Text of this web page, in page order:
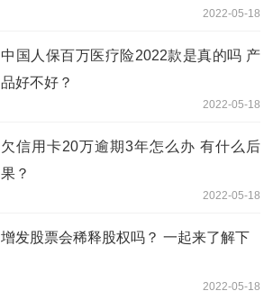
2022-05-18
中国人保百万医疗险2022款是真的吗 产
品好不好？
2022-05-18
欠信用卡20万逾期3年怎么办 有什么后
果？
2022-05-18
增发股票会稀释股权吗？ 一起来了解下
2022-05-18